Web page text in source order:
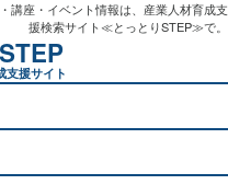
講座・イベント情報は、産業人材育成支
援検索サイト≪とっとりSTEP≫で。
支援サイト